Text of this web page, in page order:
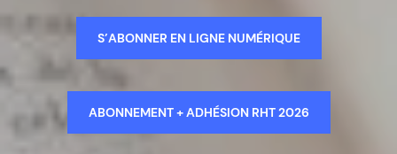
S’ABONNER EN LIGNE NUMÉRIQUE
ABONNEMENT + ADHÉSION RHT 2026